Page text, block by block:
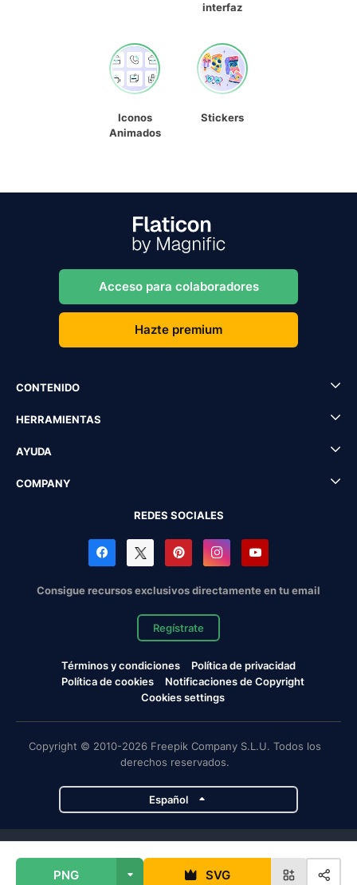
PNG SVG
interfaz
Iconos
Animados
Stickers
Acceso para colaboradores
Hazte premium
CONTENIDO
HERRAMIENTAS
AYUDA
COMPANY
REDES SOCIALES
Consigue recursos exclusivos directamente en tu email
Regístrate
Términos y condiciones
Política de privacidad
Política de cookies
Notificaciones de Copyright
Cookies settings
Copyright © 2010-2026 Freepik Company S.L.U. Todos los
derechos reservados.
Español